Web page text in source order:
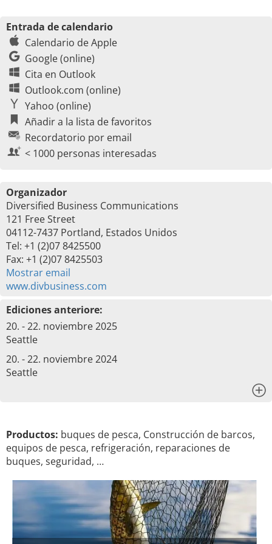
Entrada de calendario
Calendario de Apple
Google (online)
Cita en Outlook
Outlook.com (online)
Yahoo (online)
Añadir a la lista de favoritos
Recordatorio por email
< 1000 personas interesadas
Organizador
Diversified Business Communications
121 Free Street
04112-7437 Portland, Estados Unidos
Tel: +1 (2)07 8425500
Fax: +1 (2)07 8425503
Mostrar email
www.divbusiness.com
Ediciones anteriore:
20. - 22. noviembre 2025
Seattle
20. - 22. noviembre 2024
Seattle
Productos: buques de pesca, Construcción de barcos,
equipos de pesca, refrigeración, reparaciones de
buques, seguridad, …